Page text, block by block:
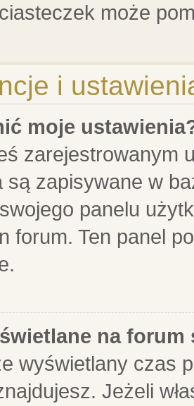
może
i
moje
zarejestrowanym
są zapisywane w
panelu
forum. Ten panel
na forum
wyświetlany czas
Jeżeli